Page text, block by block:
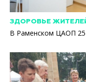
ЗДОРОВЬЕ
В Раменском ЦАОП 25